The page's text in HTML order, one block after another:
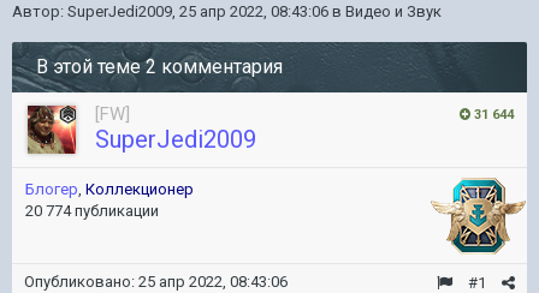
Автор: SuperJedi2009, 25 апр 2022, 08:43:06 в Видео и Звук
В этой теме 2 комментария
31 644
[FW]
SuperJedi2009
Блогер, Коллекционер
20 774 публикации
#1
Опубликовано: 25 апр 2022, 08:43:06